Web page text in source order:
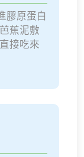
膠原蛋白
蕉泥敷
接吃來